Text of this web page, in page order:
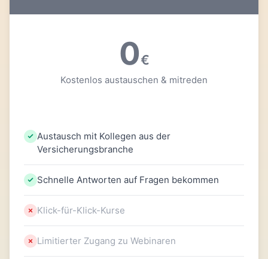
0€
Kostenlos austauschen & mitreden
Austausch mit Kollegen aus der
Versicherungsbranche
Schnelle Antworten auf Fragen bekommen
Klick-für-Klick-Kurse
Limitierter Zugang zu Webinaren